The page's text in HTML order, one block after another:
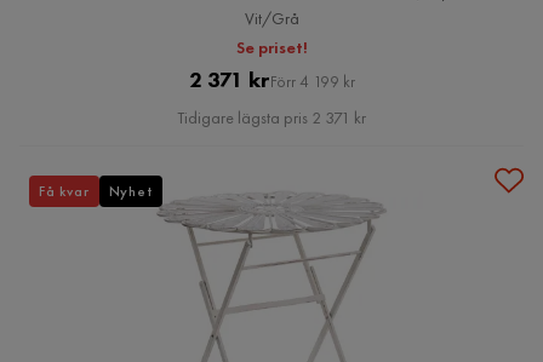
Vit/Grå
Se priset!
Pris
2 371 krOriginal
Pris
Förr 4 199 kr
Tidigare lägsta pris 2 371 kr
Få kvar Nyhet